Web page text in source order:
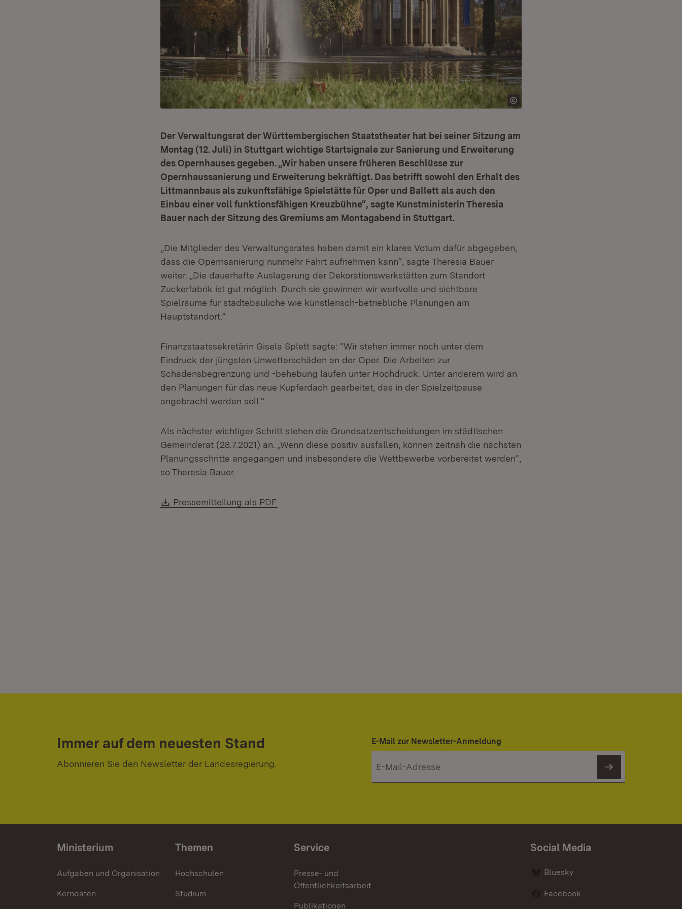
Der Verwaltungsrat der Württembergischen Staatstheater hat bei seiner Sitzung am
Montag (12. Juli) in Stuttgart wichtige Startsignale zur Sanierung und Erweiterung
des Opernhauses gegeben. „Wir haben unsere früheren Beschlüsse zur
Opernhaussanierung und Erweiterung bekräftigt. Das betrifft sowohl den Erhalt des
Littmannbaus als zukunftsfähige Spielstätte für Oper und Ballett als auch den
Einbau einer voll funktionsfähigen Kreuzbühne“, sagte Kunstministerin Theresia
Bauer nach der Sitzung des Gremiums am Montagabend in Stuttgart.
„Die Mitglieder des Verwaltungsrates haben damit ein klares Votum dafür abgegeben,
dass die Opernsanierung nunmehr Fahrt aufnehmen kann“, sagte Theresia Bauer
weiter. „Die dauerhafte Auslagerung der Dekorationswerkstätten zum Standort
Zuckerfabrik ist gut möglich. Durch sie gewinnen wir wertvolle und sichtbare
Spielräume für städtebauliche wie künstlerisch-betriebliche Planungen am
Hauptstandort.“
Finanzstaatssekretärin Gisela Splett sagte: "Wir stehen immer noch unter dem
Eindruck der jüngsten Unwetterschäden an der Oper. Die Arbeiten zur
Schadensbegrenzung und -behebung laufen unter Hochdruck. Unter anderem wird an
den Planungen für das neue Kupferdach gearbeitet, das in der Spielzeitpause
angebracht werden soll.“
Als nächster wichtiger Schritt stehen die Grundsatzentscheidungen im städtischen
Gemeinderat (28.7.2021) an. „Wenn diese positiv ausfallen, können zeitnah die nächsten
Planungsschritte angegangen und insbesondere die Wettbewerbe vorbereitet werden“,
so Theresia Bauer.
Download:
Pressemitteilung als PDF
Immer auf dem neuesten Stand
Abonnieren Sie den Newsletter der Landesregierung.
E-Mail zur Newsletter-Anmeldung
Newsletter
Ministerium
Aufgaben und Organisation
Kerndaten
Themen
Hochschulen
Studium
Service
Presse- und
Öffentlichkeitsarbeit
Publikationen
Social Media
Bluesky
Facebook